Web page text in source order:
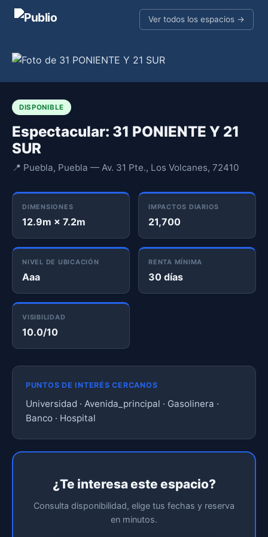
Ver todos los espacios →
DISPONIBLE
Espectacular: 31 PONIENTE Y 21
SUR
📍 Puebla, Puebla — Av. 31 Pte., Los Volcanes, 72410
DIMENSIONES
12.9m × 7.2m
IMPACTOS DIARIOS
21,700
NIVEL DE UBICACIÓN
Aaa
RENTA MÍNIMA
30 días
VISIBILIDAD
10.0/10
PUNTOS DE INTERÉS CERCANOS
Universidad · Avenida_principal · Gasolinera ·
Banco · Hospital
¿Te interesa este espacio?
Consulta disponibilidad, elige tus fechas y reserva
en minutos.